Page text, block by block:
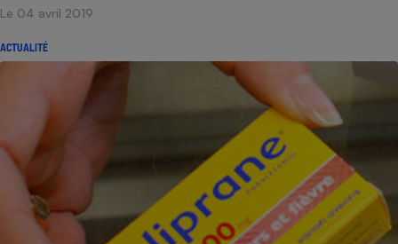
Le 04 avril 2019
ACTUALITÉ